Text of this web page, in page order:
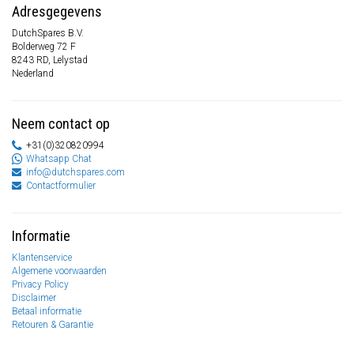
Adresgegevens
DutchSpares B.V.
Bolderweg 72 F
8243 RD, Lelystad
Nederland
Neem contact op
+31(0)320820994
Whatsapp Chat
info@dutchspares.com
Contactformulier
Informatie
Klantenservice
Algemene voorwaarden
Privacy Policy
Disclaimer
Betaal informatie
Retouren & Garantie